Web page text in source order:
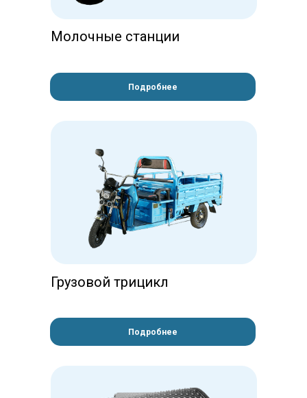
Молочные станции
Подробнее
Подробнее
Грузовой трицикл